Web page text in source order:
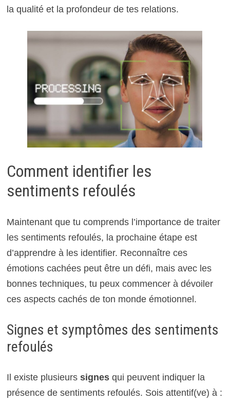
la qualité et la profondeur de tes relations.
Comment identifier les
sentiments refoulés
Maintenant que tu comprends l’importance de traiter
les sentiments refoulés, la prochaine étape est
d’apprendre à les identifier. Reconnaître ces
émotions cachées peut être un défi, mais avec les
bonnes techniques, tu peux commencer à dévoiler
ces aspects cachés de ton monde émotionnel.
Signes et symptômes des sentiments
refoulés
Il existe plusieurs signesqui peuvent indiquer la
présence de sentiments refoulés. Sois attentif(ve) à :